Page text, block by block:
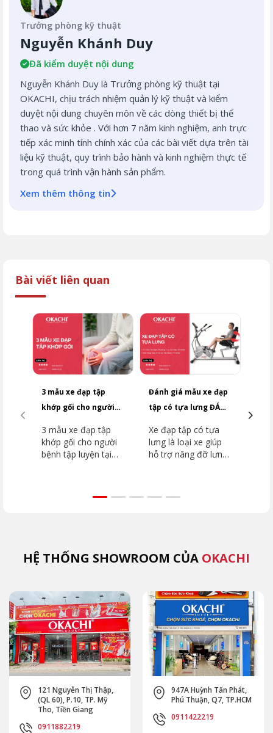
Trưởng phòng kỹ thuật
Nguyễn Khánh Duy
Đã kiểm duyệt nội dung
Nguyễn Khánh Duy là Trưởng phòng kỹ thuật tại
OKACHI, chịu trách nhiệm quản lý kỹ thuật và kiểm
duyệt nội dung chuyên môn về các dòng thiết bị thể
thao và sức khỏe . Với hơn 7 năm kinh nghiệm, anh trực
tiếp xác minh tính chính xác của các bài viết dựa trên tài
liệu kỹ thuật, quy trình bảo hành và kinh nghiệm thực tế
trong quá trình vận hành sản phẩm.
Xem thêm thông tin
Bài viết liên quan
3 mẫu xe đạp tập
khớp gối cho người
nhà
3 mẫu xe đạp tập
khớp gối cho người
bệnh tập luyện tại
Đánh giá mẫu xe đạp
tập có tựa lưng ĐÁNG
Xe đạp tập có tựa
lưng là loại xe giúp
hỗ trợ nâng đỡ lưng,
HỆ THỐNG SHOWROOM CỦA OKACHI
121 Nguyễn Thị Thập,
(QL 60), P.10, TP. Mỹ
Tho, Tiền Giang
0911882219
947A Huỳnh Tấn Phát,
Phú Thuận, Q7, TP.HCM
0911422219